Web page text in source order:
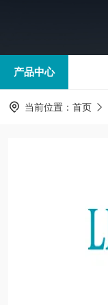
产品中心
当前位置： 首页